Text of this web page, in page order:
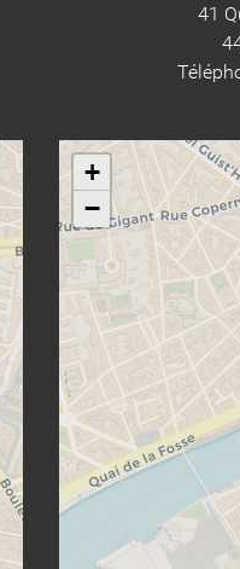
41
+
−